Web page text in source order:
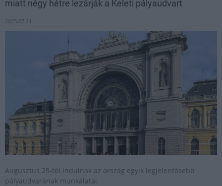
miatt négy hétre lezárják a Keleti pályaudvart
2025.07.21
Augusztus 25-től indulnak az ország egyik legjelentősebb
pályaudvarának munkálatai.